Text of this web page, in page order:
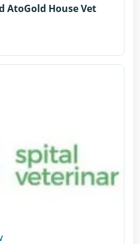
AtoGold House Vet